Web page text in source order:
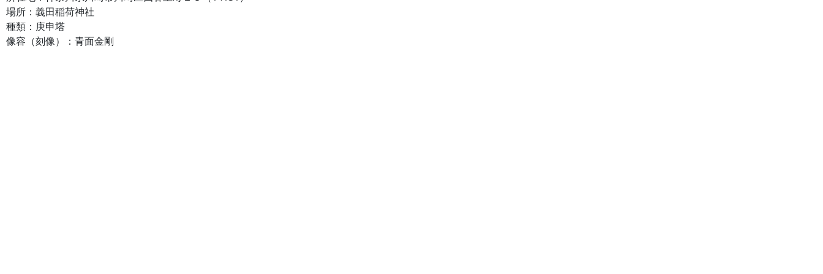
場所：義田稲荷神社
種類：庚申塔
像容（刻像）：青面金剛